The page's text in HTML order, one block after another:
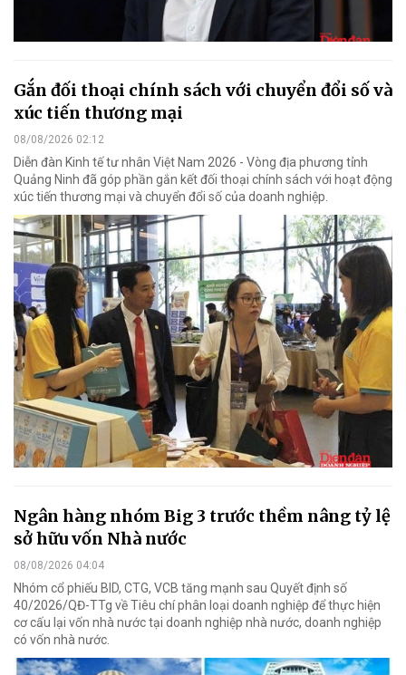
Gắn đối thoại chính sách với chuyển đổi số và
xúc tiến thương mại
08/08/2026 02:12
Diễn đàn Kinh tế tư nhân Việt Nam 2026 - Vòng địa phương tỉnh
Quảng Ninh đã góp phần gắn kết đối thoại chính sách với hoạt động
xúc tiến thương mại và chuyển đổi số của doanh nghiệp.
Ngân hàng nhóm Big 3 trước thềm nâng tỷ lệ
sở hữu vốn Nhà nước
08/08/2026 04:04
Nhóm cổ phiếu BID, CTG, VCB tăng mạnh sau Quyết định số
40/2026/QĐ-TTg về Tiêu chí phân loại doanh nghiệp để thực hiện
cơ cấu lại vốn nhà nước tại doanh nghiệp nhà nước, doanh nghiệp
có vốn nhà nước.